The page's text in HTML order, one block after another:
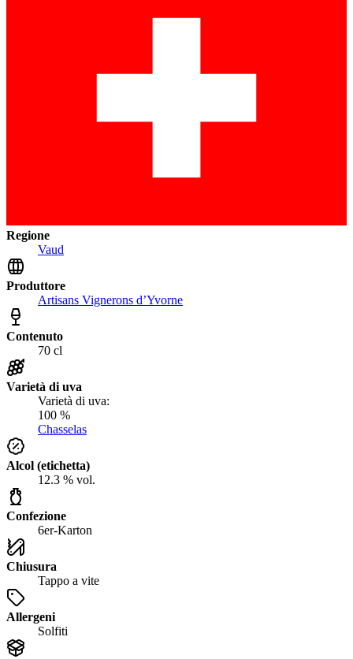
Regione
Vaud
Produttore
Artisans Vignerons d’Yvorne
Contenuto
70 cl
Varietà di uva
Varietà di uva:
100 %
Chasselas
Alcol (etichetta)
12.3 % vol.
Confezione
6er-Karton
Chiusura
Tappo a vite
Allergeni
Solfiti